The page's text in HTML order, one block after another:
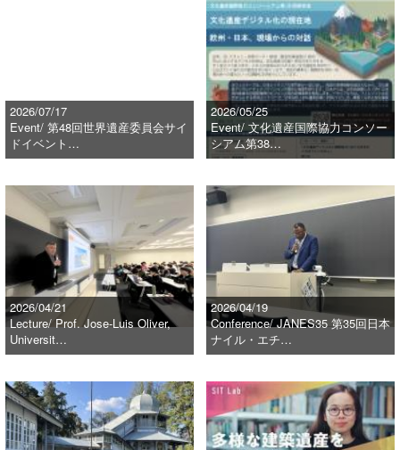
2026/07/17
Event/ 第48回世界遺産委員会サイ
ドイベント…
2026/05/25
Event/ 文化遺産国際協力コンソー
シアム第38…
2026/04/21
Lecture/ Prof. Jose-Luis Oliver,
Universit…
2026/04/19
Conference/ JANES35 第35回日本
ナイル・エチ…